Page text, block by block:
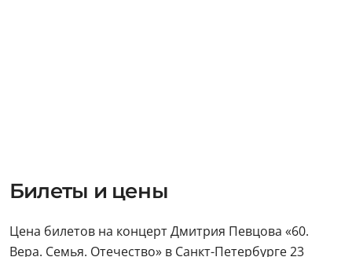
Билеты и цены
Цена билетов на концерт Дмитрия Певцова «60.
Вера. Семья. Отечество» в Санкт-Петербурге 23